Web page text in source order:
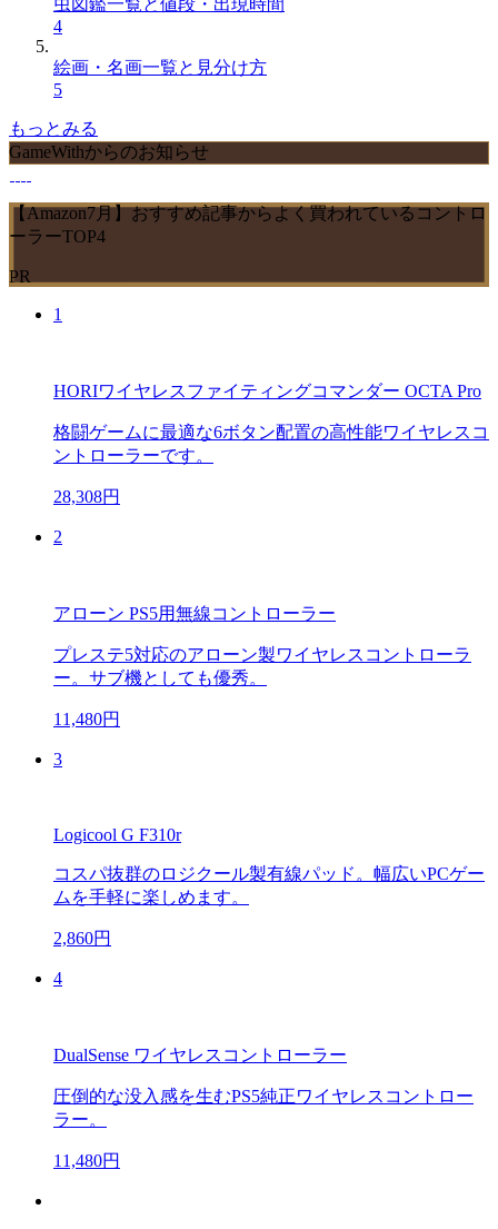
虫図鑑一覧と値段・出現時間
4
絵画・名画一覧と見分け方
5
もっとみる
GameWithからのお知らせ
【Amazon7月】おすすめ記事からよく買われているコントロ
ーラーTOP4
PR
1
HORIワイヤレスファイティングコマンダー OCTA Pro
格闘ゲームに最適な6ボタン配置の高性能ワイヤレスコ
ントローラーです。
28,308円
2
アローン PS5用無線コントローラー
プレステ5対応のアローン製ワイヤレスコントローラ
ー。サブ機としても優秀。
11,480円
3
Logicool G F310r
コスパ抜群のロジクール製有線パッド。幅広いPCゲー
ムを手軽に楽しめます。
2,860円
4
DualSense ワイヤレスコントローラー
圧倒的な没入感を生むPS5純正ワイヤレスコントロー
ラー。
11,480円